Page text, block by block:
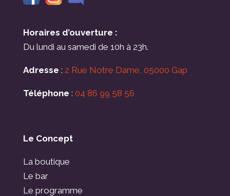
Horaires d’ouverture :
Du lundi au samedi de 10h à 23h.
Adresse : 2 Rue Notre Dame, 05000 Gap
Téléphone : 04 86 99 58 56
Le Concept
La boutique
Le bar
Le programme